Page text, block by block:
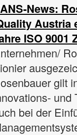
News:
Austria
ISO 9001
gilt
und
bei der